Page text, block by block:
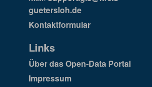
guetersloh.de
Kontaktformular
Links
Über das Open-Data Portal
Impressum